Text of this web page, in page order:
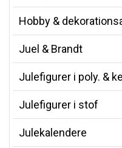
Hobby &
Juel & Brandt
Julefigurer i poly. &
Julefigurer i stof
Julekalendere